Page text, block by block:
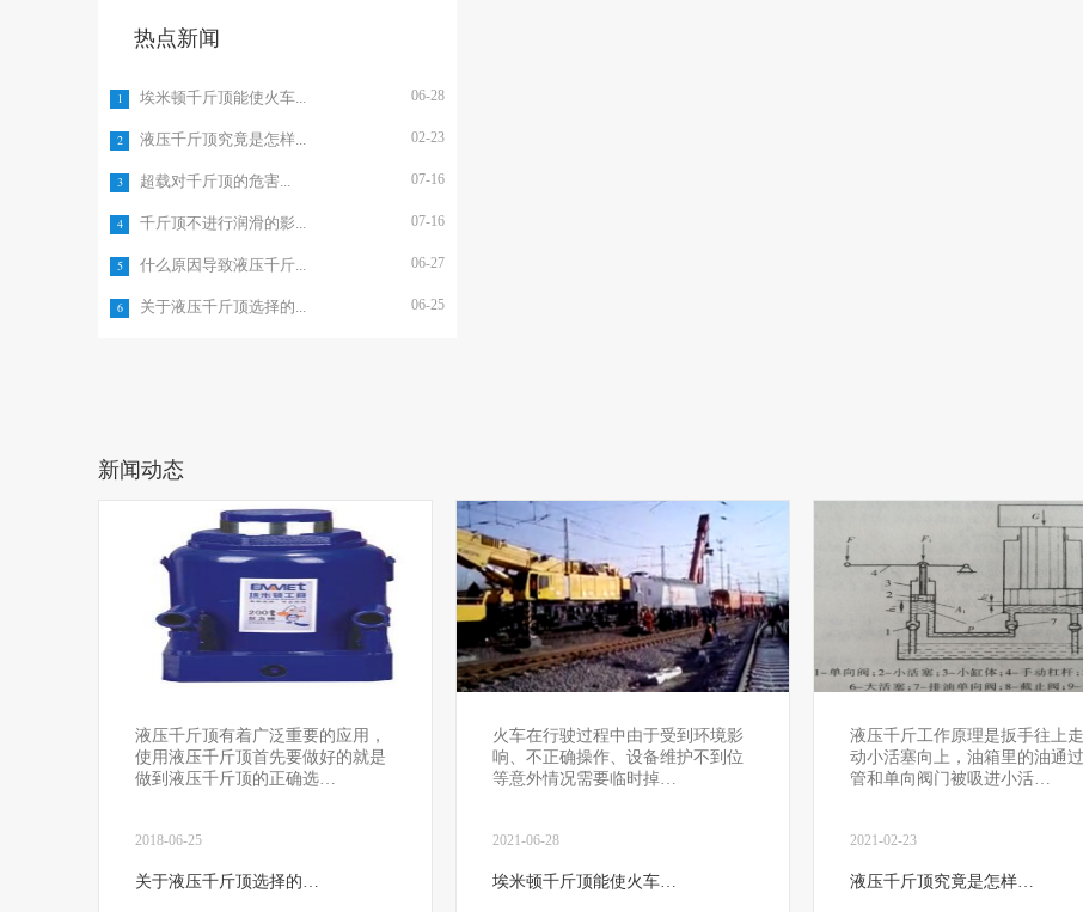
热点新闻
06-28
1 埃米顿千斤顶能使火车...
02-23
2 液压千斤顶究竟是怎样...
07-16
3 超载对千斤顶的危害...
07-16
4 千斤顶不进行润滑的影...
06-27
5 什么原因导致液压千斤...
06-25
6 关于液压千斤顶选择的...
新闻动态
液压千斤顶有着广泛重要的应用，
使用液压千斤顶首先要做好的就是
做到液压千斤顶的正确选…
2018-06-25
关于液压千斤顶选择的…
火车在行驶过程中由于受到环境影
响、不正确操作、设备维护不到位
等意外情况需要临时掉…
2021-06-28
埃米顿千斤顶能使火车…
液压千斤工作原理是扳手往上
动小活塞向上，油箱里的油通
管和单向阀门被吸进小活…
2021-02-23
液压千斤顶究竟是怎样…